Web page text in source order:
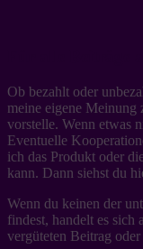
Ob bezahlt oder
meine eigene Meinung
vorstelle. Wenn etwas
Eventuelle
ich das Produkt oder
kann. Dann siehst du
Wenn du keinen der
findest, handelt es sich
vergüteten Beitrag